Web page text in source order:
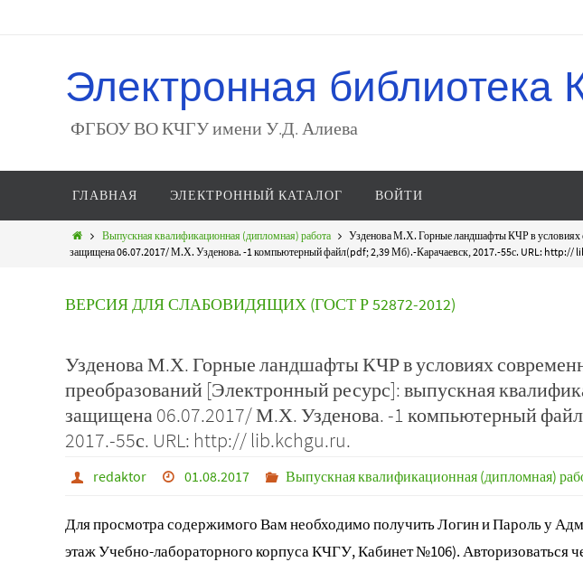
Электронная библиотека
ФГБОУ ВО КЧГУ имени У.Д. Алиева
ГЛАВНАЯ ЭЛЕКТРОННЫЙ КАТАЛОГ ВОЙТИ
Выпускная квалификационная (дипломная) работа
Узденова М.Х. Горные ландшафты КЧР в условиях
защищена 06.07.2017/ М.Х. Узденова. -1 компьютерный файл(pdf; 2,39 Мб).-Карачаевск, 2017.-55с. URL: http://
ВЕРСИЯ ДЛЯ СЛАБОВИДЯЩИХ (ГОСТ Р 52872-2012)
Узденова М.Х. Горные ландшафты КЧР в условиях
преобразований [Электронный ресурс]: выпускная
защищена 06.07.2017/ М.Х. Узденова. -1 компьютерный
2017.-55с. URL: http:// lib.kchgu.ru.
redaktor 01.08.2017 Выпускная квалификационная (дипломная)
Для просмотра содержимого Вам необходимо получить Логин и Пароль у
этаж Учебно-лабораторного корпуса КЧГУ, Кабинет №106).